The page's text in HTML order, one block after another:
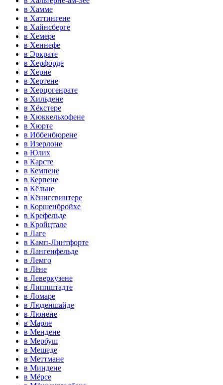
в Хамме
в Хаттингене
в Хайнсберге
в Хемере
в Хеннефе
в Эркрате
в Херфорде
в Херне
в Хертене
в Херцогенрате
в Хильдене
в Хёкстере
в Хюккельхофене
в Хюрте
в Иббенбюрене
в Изерлоне
в Юлих
в Карсте
в Кемпене
в Керпене
в Кёльне
в Кёнигсвинтере
в Коршенбройхе
в Крефельде
в Кройцтале
в Лаге
в Камп-Линтфорте
в Лангенфельде
в Лемго
в Лёне
в Леверкузене
в Липпштадте
в Ломаре
в Люденшайде
в Люнене
в Марле
в Мендене
в Мербуш
в Мешеде
в Меттмане
в Миндене
в Мёрсе